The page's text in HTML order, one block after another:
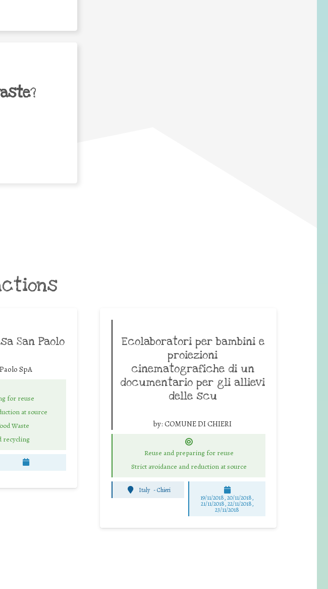
?
San Paolo
SpA
for reuse
at source
Waste
recycling
Ecolaboratori per bambini e
proiezioni
cinematografiche di un
documentario per gli allievi
delle scu
by: COMUNE DI CHIERI
Reuse and preparing for reuse
Strict avoidance and reduction at source
Italy -Chieri
19/11/2018, 20/11/2018,
21/11/2018, 22/11/2018,
23/11/2018